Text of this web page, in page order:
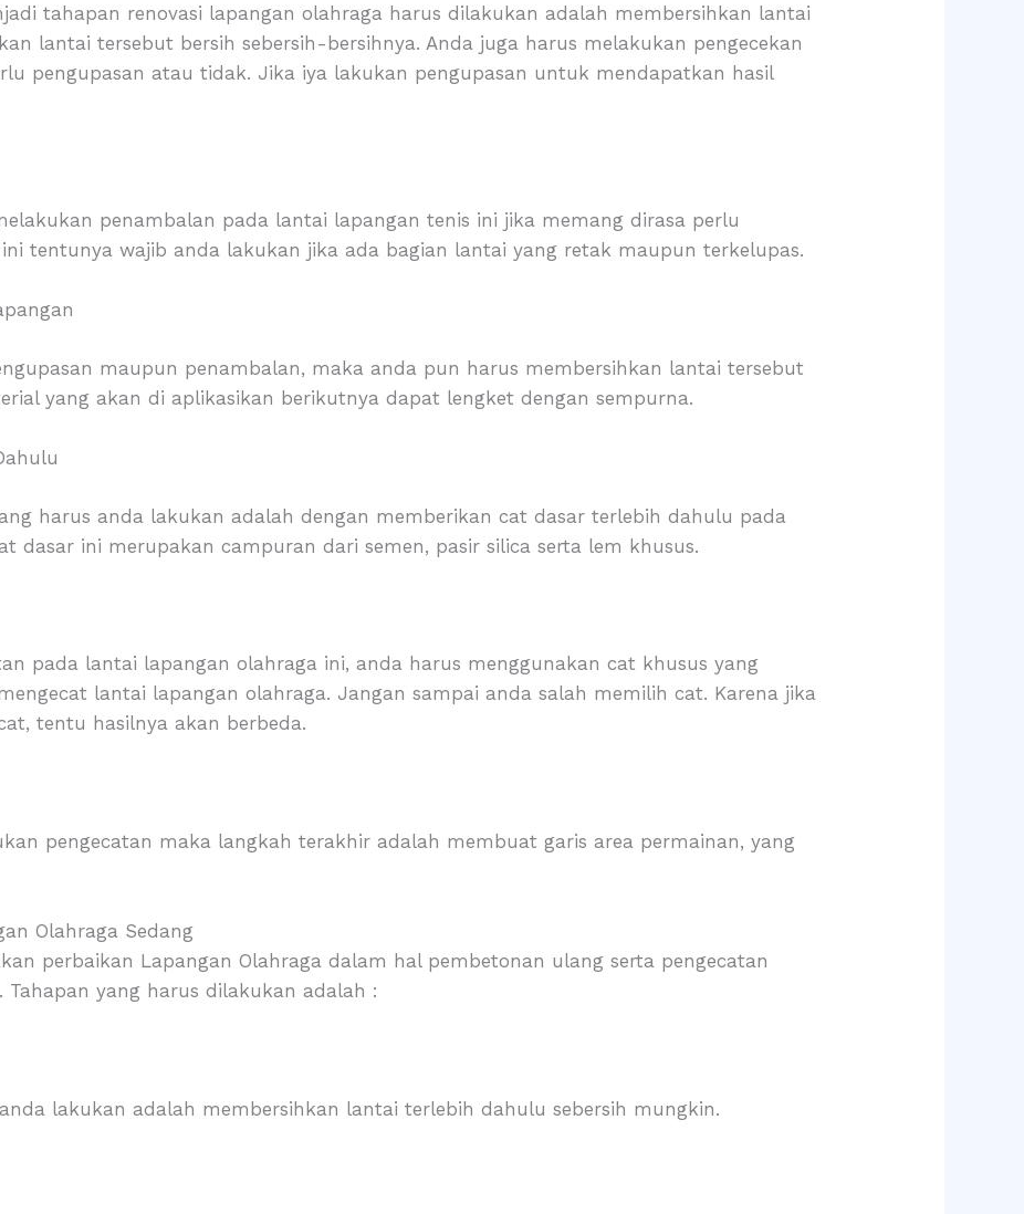
tahapan renovasi lapangan olahraga harus dilakukan adalah membersihkan lantai
lantai tersebut bersih sebersih-bersihnya. Anda juga harus melakukan pengecekan
pengupasan atau tidak. Jika iya lakukan pengupasan untuk mendapatkan hasil
penambalan pada lantai lapangan tenis ini jika memang dirasa perlu
tentunya wajib anda lakukan jika ada bagian lantai yang retak maupun terkelupas.
maupun penambalan, maka anda pun harus membersihkan lantai tersebut
yang akan di aplikasikan berikutnya dapat lengket dengan sempurna.
harus anda lakukan adalah dengan memberikan cat dasar terlebih dahulu pada
dasar ini merupakan campuran dari semen, pasir silica serta lem khusus.
pada lantai lapangan olahraga ini, anda harus menggunakan cat khusus yang
lantai lapangan olahraga. Jangan sampai anda salah memilih cat. Karena jika
tentu hasilnya akan berbeda.
pengecatan maka langkah terakhir adalah membuat garis area permainan, yang
Olahraga Sedang
perbaikan Lapangan Olahraga dalam hal pembetonan ulang serta pengecatan
yang harus dilakukan adalah :
lakukan adalah membersihkan lantai terlebih dahulu sebersih mungkin.